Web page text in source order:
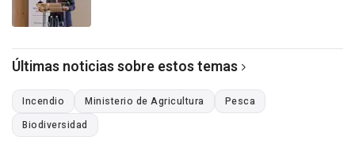
Últimas noticias sobre estos temas
Incendio Ministerio de Agricultura
Pesca
Biodiversidad